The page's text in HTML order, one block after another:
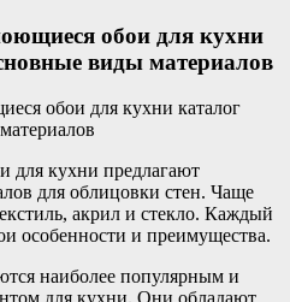
обои для кухни
виды материалов
для кухни предлагают
для облицовки стен. Чаще
акрил и стекло. Каждый
особенности и преимущества.
наиболее популярным и